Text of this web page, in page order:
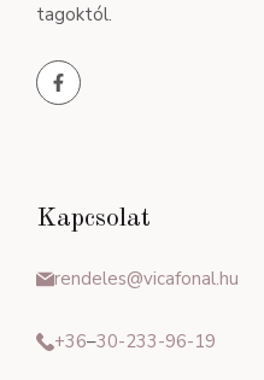
tagoktól.
Kapcsolat
rendeles@vicafonal.hu
+36–30-233-96-19